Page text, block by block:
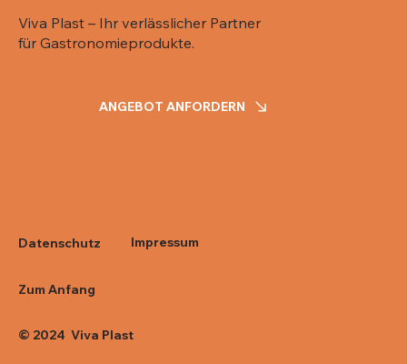
Viva Plast – Ihr verlässlicher Partner
für Gastronomieprodukte.
ANGEBOT ANFORDERN
Datenschutz
Zum Anfang
© 2024 Viva Plast
Impressum